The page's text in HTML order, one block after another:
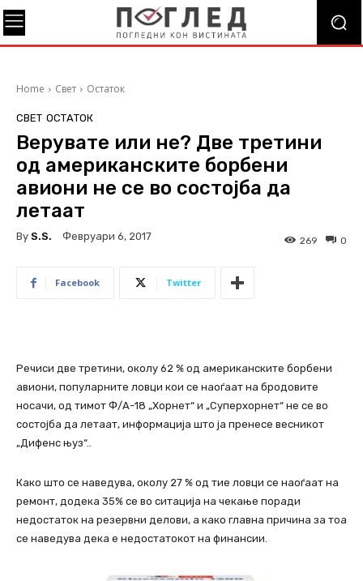
Home Свет Остаток
СВЕТ ОСТАТОК
Верувате или не? Две третини
од американските борбени
авиони не се во состојба да
летаат
By S.s. Февруари 6, 2017 0
269
Facebook Twitter
Речиси две третини, околу 62 % од американските борбени
авиони, популарните ловци кои се наоѓаат на бродовите
носачи, од тимот Ф/А-18 „Хорнет“ и „Суперхорнет“ не се во
состојба да летаат, информација што ја пренесе весникот
„Дифенс њуз“..
Како што се наведува, околу 27 % од тие ловци се наоѓаат на
ремонт, додека 35% се во ситација на чекање поради
недостаток на резервни делови, а како главна причина за тоа
се наведува дека е недостатокот на финансии.